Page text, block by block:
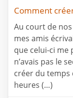
Comment
Au court de
mes amis
que celui-ci me
n’avais pas le
créer du temps
heures (…)